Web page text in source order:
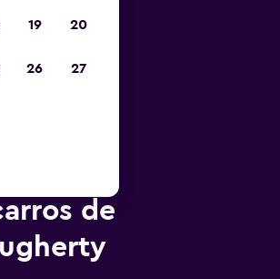
de
19 20
26 27